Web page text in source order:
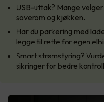
USB-uttak? Mange
soverom og kjøkken.
Har du parkering med
legge til rette for egen
Smart strømstyring?
sikringer for bedre